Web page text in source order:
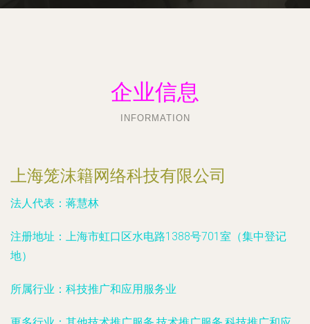
企业信息
INFORMATION
上海笼沫籍网络科技有限公司
法人代表： 蒋慧林
注册地址： 上海市虹口区水电路1388号701室（集中登记
地）
所属行业： 科技推广和应用服务业